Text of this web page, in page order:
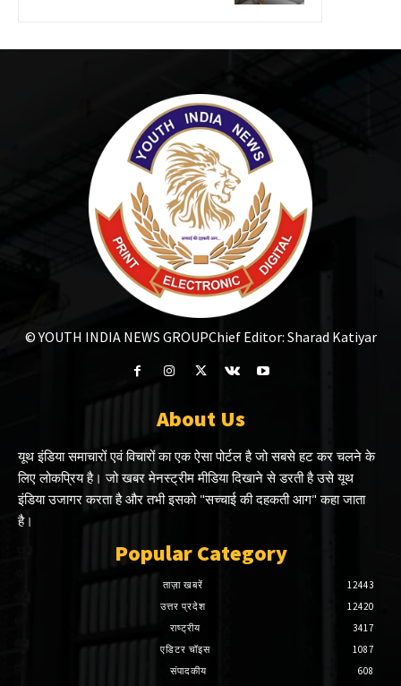
© YOUTH INDIA NEWS GROUPChief Editor: Sharad Katiyar
About Us
यूथ इंडिया समाचारों एवं विचारों का एक ऐसा पोर्टल है जो सबसे हट कर चलने के
लिए लोकप्रिय है। जो खबर मेनस्ट्रीम मीडिया दिखाने से डरती है उसे यूथ
इंडिया उजागर करता है और तभी इसको "सच्चाई की दहकती आग" कहा जाता
है।
Popular Category
ताज़ा खबरें
12443
उत्तर प्रदेश
12420
राष्ट्रीय
3417
एडिटर चॉइस
1087
संपादकीय
608